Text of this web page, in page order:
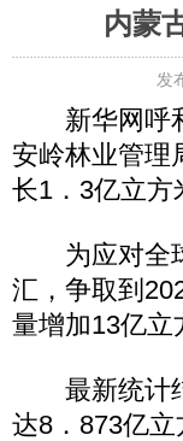
内蒙
发
新华网呼和
安岭林业管理
长1．3亿立方
为应对全球
汇，争取到
量增加13亿立
最新统计结
达8．873亿